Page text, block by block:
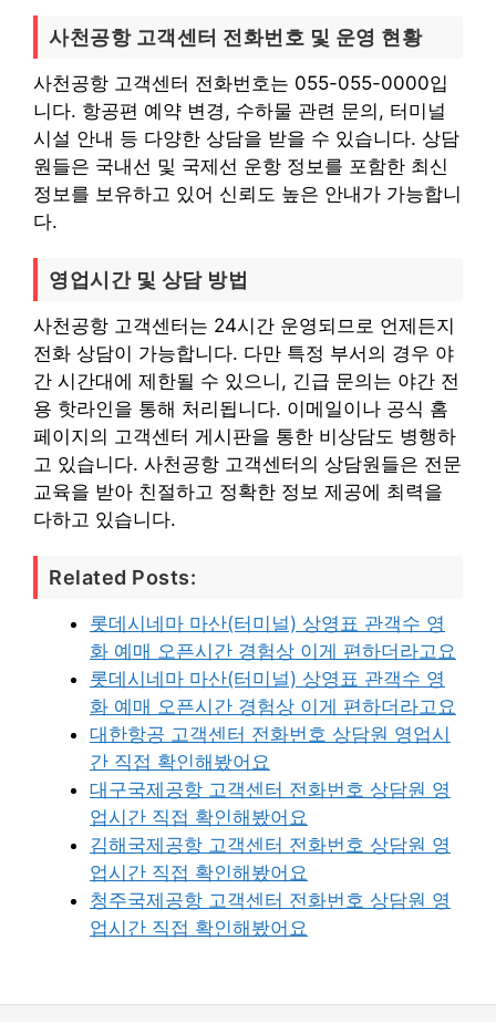
사천공항 고객센터 전화번호 및 운영 현황
사천공항 고객센터 전화번호는 055-055-0000입
니다. 항공편 예약 변경, 수하물 관련 문의, 터미널
시설 안내 등 다양한 상담을 받을 수 있습니다. 상담
원들은 국내선 및 국제선 운항 정보를 포함한 최신
정보를 보유하고 있어 신뢰도 높은 안내가 가능합니
다.
영업시간 및 상담 방법
사천공항 고객센터는 24시간 운영되므로 언제든지
전화 상담이 가능합니다. 다만 특정 부서의 경우 야
간 시간대에 제한될 수 있으니, 긴급 문의는 야간 전
용 핫라인을 통해 처리됩니다. 이메일이나 공식 홈
페이지의 고객센터 게시판을 통한 비상담도 병행하
고 있습니다. 사천공항 고객센터의 상담원들은 전문
교육을 받아 친절하고 정확한 정보 제공에 최력을
다하고 있습니다.
Related Posts:
롯데시네마 마산(터미널) 상영표 관객수 영
화 예매 오픈시간 경험상 이게 편하더라고요
롯데시네마 마산(터미널) 상영표 관객수 영
화 예매 오픈시간 경험상 이게 편하더라고요
대한항공 고객센터 전화번호 상담원 영업시
간 직접 확인해봤어요
대구국제공항 고객센터 전화번호 상담원 영
업시간 직접 확인해봤어요
김해국제공항 고객센터 전화번호 상담원 영
업시간 직접 확인해봤어요
청주국제공항 고객센터 전화번호 상담원 영
업시간 직접 확인해봤어요